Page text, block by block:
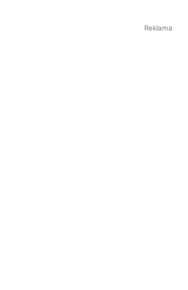
Reklama